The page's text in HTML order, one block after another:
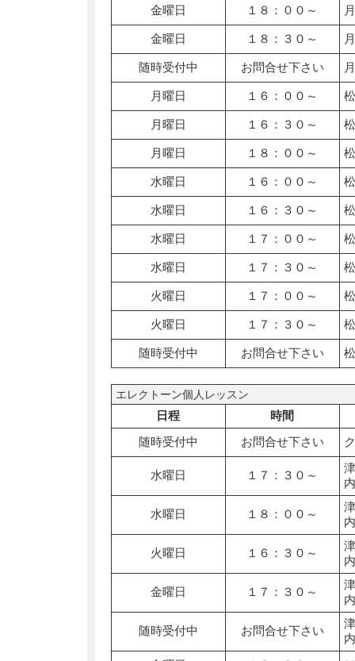
金曜日 １８：００～
金曜日 １８：３０～
随時受付中 お問合せ下さい
月曜日 １６：００～
月曜日 １６：３０～
月曜日 １８：００～
水曜日 １６：００～
水曜日 １６：３０～
水曜日 １７：００～
水曜日 １７：３０～
火曜日 １７：００～
火曜日 １７：３０～
随時受付中 お問合せ下さい
エレクトーン個人レッスン
日程
時間
随時受付中
お問合せ下さい
水曜日 １７：３０～
水曜日 １８：００～
火曜日 １６：３０～
金曜日 １７：３０～
随時受付中 お問合せ下さい